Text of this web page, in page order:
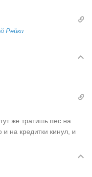
Рейки
же тратишь пес на
и на кредитки кинул, и